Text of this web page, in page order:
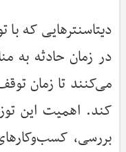
دیتاسنترهایی که با
در زمان حادثه به
می‌کنند تا زمان
کند. اهمیت این
بررسی،